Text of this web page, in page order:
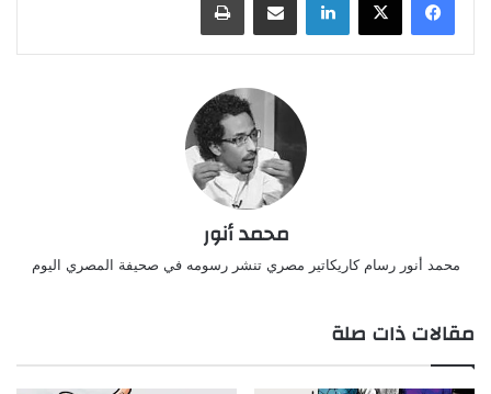
محمد أنور
محمد أنور رسام كاريكاتير مصري تنشر رسومه في صحيفة المصري اليوم
مقالات ذات صلة